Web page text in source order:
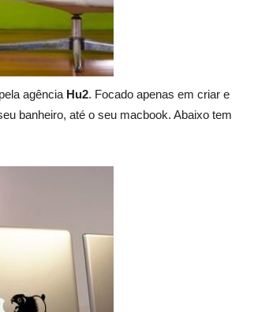
agência Hu2. Focado apenas em criar e
banheiro, até o seu macbook. Abaixo tem